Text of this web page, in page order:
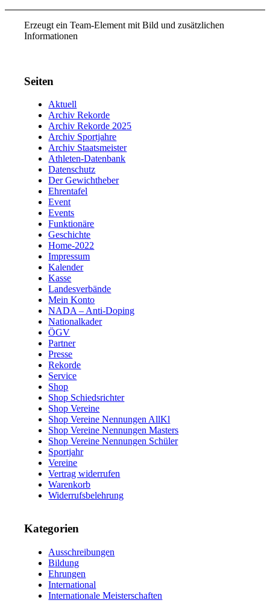
Erzeugt ein Team-Element mit Bild und zusätzlichen
Informationen
Seiten
Aktuell
Archiv Rekorde
Archiv Rekorde 2025
Archiv Sportjahre
Archiv Staatsmeister
Athleten-Datenbank
Datenschutz
Der Gewichtheber
Ehrentafel
Event
Events
Funktionäre
Geschichte
Home-2022
Impressum
Kalender
Kasse
Landesverbände
Mein Konto
NADA – Anti-Doping
Nationalkader
ÖGV
Partner
Presse
Rekorde
Service
Shop
Shop Schiedsrichter
Shop Vereine
Shop Vereine Nennungen AllKl
Shop Vereine Nennungen Masters
Shop Vereine Nennungen Schüler
Sportjahr
Vereine
Vertrag widerrufen
Warenkorb
Widerrufsbelehrung
Kategorien
Ausschreibungen
Bildung
Ehrungen
International
Internationale Meisterschaften